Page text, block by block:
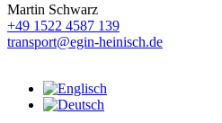
Martin Schwarz
+49 1522 4587 139
transport@egin-heinisch.de